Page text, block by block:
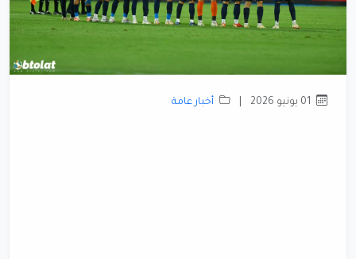
أخبار عامة